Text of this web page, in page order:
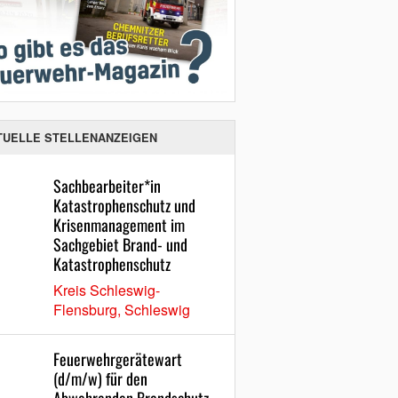
STELLENANZEIGEN
Sachbearbeiter*in
Katastrophenschutz und
Krisenmanagement im
Sachgebiet Brand- und
Katastrophenschutz
Kreis Schleswig-
Flensburg, Schleswig
Feuerwehrgerätewart
(d/m/w) für den